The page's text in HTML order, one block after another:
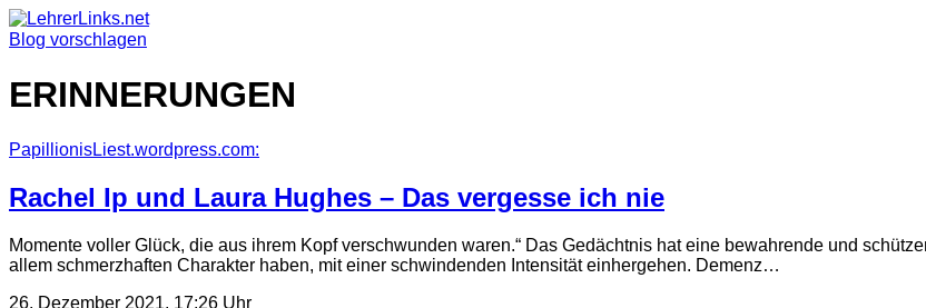
Skip
to
Blog vorschlagen
ERINNERUNGEN
PapillionisLiest.wordpress.com:
Rachel Ip und Laura Hughes – Das vergesse ich nie
Momente voller Glück, die aus ihrem Kopf verschwunden waren.“ Das Gedächtnis hat eine bewahrende und
allem schmerzhaften Charakter haben, mit einer schwindenden Intensität einhergehen. Demenz…
26. Dezember 2021, 17:26 Uhr